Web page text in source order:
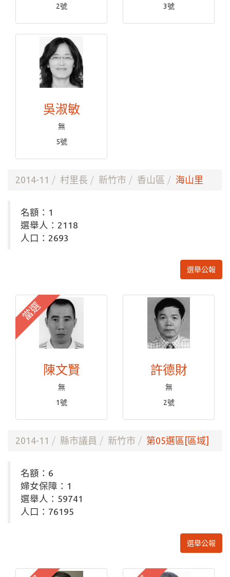
2號
3號
吳淑敏
無
5號
2014-11 村里長 新竹市 香山區 海山里
名額：1
選舉人：2118
人口：2693
選舉公報
當選
陳文賢
無
1號
許德財
無
2號
2014-11 縣市議員 新竹市 第05選區[區域]
名額：6
婦女保障：1
選舉人：59741
人口：76195
選舉公報